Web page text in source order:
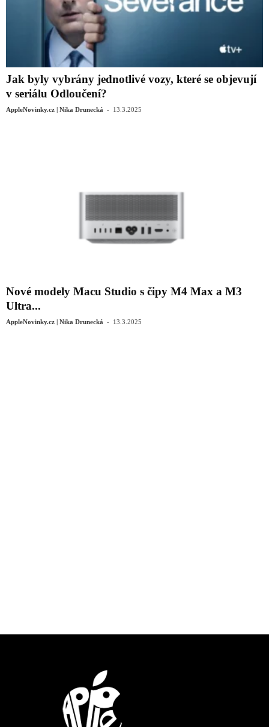
Jak byly vybrány jednotlivé vozy, které se objevují
v seriálu Odloučení?
AppleNovinky.cz | Nika Drunecká - 13.3.2025
Nové modely Macu Studio s čipy M4 Max a M3
Ultra...
AppleNovinky.cz | Nika Drunecká - 13.3.2025